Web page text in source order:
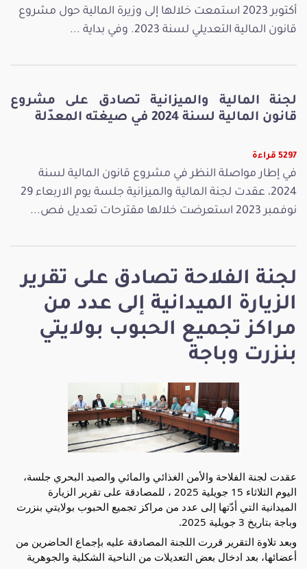
لجنة الفلاحة تصادق على تقرير
الزيارة الميدانية إلى عدد من
مراكز تجميع الحبوب بولايتي
بنزرت وباجة
عقدت لجنة الفلاحة والأمن الغذائي والمائي والصيد البحري جلسة،
اليوم الثلاثاء 15 جويلية 2025 ، للمصادقة على تقرير الزيارة
الميدانية التي أدّتها إلى عدد من مراكز تجميع الحبوب بولايتي بنزرت
وباجة بتاريخ 3 جويلية 2025.
وبعد تلاوة التقرير قررت اللجنة المصادقة عليه بإجماع الحاضرين من
أعضائها، بعد ادخال بعض التعديلات من الناحية الشكلية والجوهرية
أكتوبر 2023 استمعت خلالها إلى وزيرة المالية حول مشروع
قانون المالية التعديلي لسنة 2023. وفي بداية ...
لجنة المالية والميزانية تصادق على مشروع
قانون المالية لسنة 2024 في صيغته المعدّلة
5297 قراءة
في إطار مواصلة النظر في مشروع قانون المالية لسنة
2024، عقدت لجنة المالية والميزانية جلسة يوم الاربعاء 29
نوفمبر 2023 استعرضت خلالها مقترحات تعديل فص...